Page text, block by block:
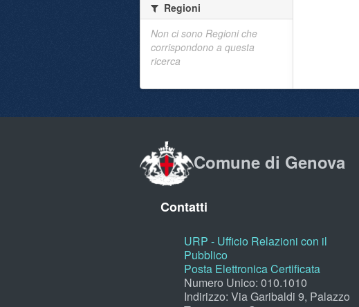
Regioni
Non ci sono Regioni che
corrispondono a questa
ricerca
Comune di Genova
Contatti
URP - Ufficio Relazioni con il
Pubblico
Posta Elettronica Certificata
Numero Unico: 010.1010
Indirizzo: Via Garibaldi 9, Palazzo